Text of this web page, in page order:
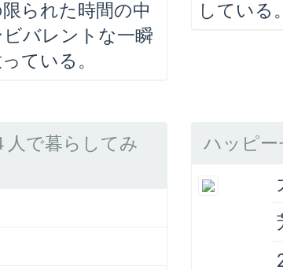
られた時間の中
バレントな一瞬
ている。
している。
人で暮らしてみ
ハッピー